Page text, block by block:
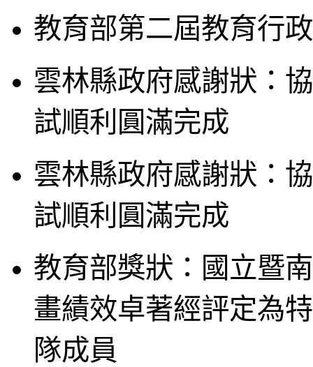
教育部第二屆教育行
雲林縣政府感謝狀：
試順利圓滿完成
雲林縣政府感謝狀：
試順利圓滿完成
教育部獎狀：國立暨
畫績效卓著經評定為
隊成員